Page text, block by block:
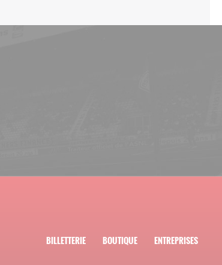
BILLETTERIE BOUTIQUE ENTREPRISES